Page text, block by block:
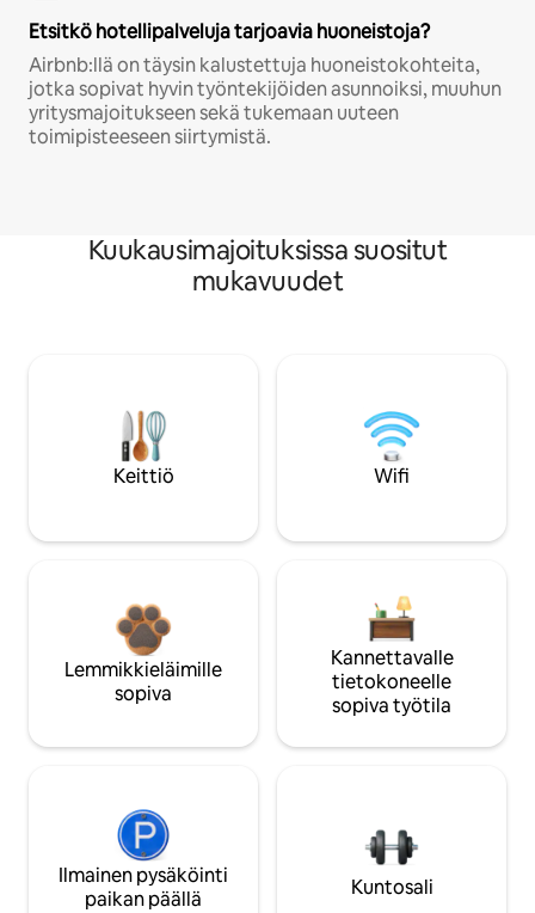
Etsitkö hotellipalveluja tarjoavia huoneistoja?
Airbnb:llä on täysin kalustettuja huoneistokohteita,
jotka sopivat hyvin työntekijöiden asunnoiksi, muuhun
yritysmajoitukseen sekä tukemaan uuteen
toimipisteeseen siirtymistä.
Kuukausimajoituksissa suositut
mukavuudet
Keittiö Wifi
Lemmikkieläimille
sopiva
Kannettavalle
tietokoneelle
sopiva työtila
Ilmainen pysäköinti
paikan päällä
Kuntosali